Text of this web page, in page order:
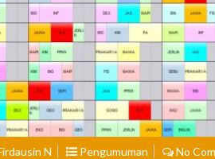
N Pengumuman No